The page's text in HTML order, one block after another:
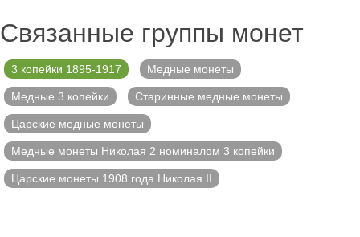
Связанные группы монет
3 копейки 1895-1917 Медные монеты
Медные 3 копейки Старинные медные монеты
Царские медные монеты
Медные монеты Николая 2 номиналом 3 копейки
Царские монеты 1908 года Николая II